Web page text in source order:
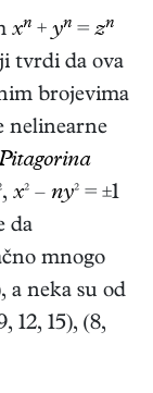
xn +yn = zn
tvrdi da ova
brojevima
nelinearne
x² – ny² = ±1
da
mnogo
a neka su od
12, 15), (8,